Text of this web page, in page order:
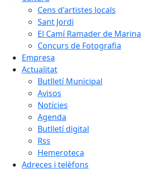
Cens d'artistes locals
Sant Jordi
El Camí Ramader de Marina
Concurs de Fotografia
Empresa
Actualitat
Butlletí Municipal
Avisos
Notícies
Agenda
Butlletí digital
Rss
Hemeroteca
Adreces i telèfons